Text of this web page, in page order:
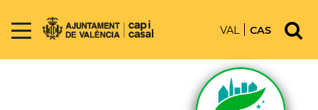
VAL CAS